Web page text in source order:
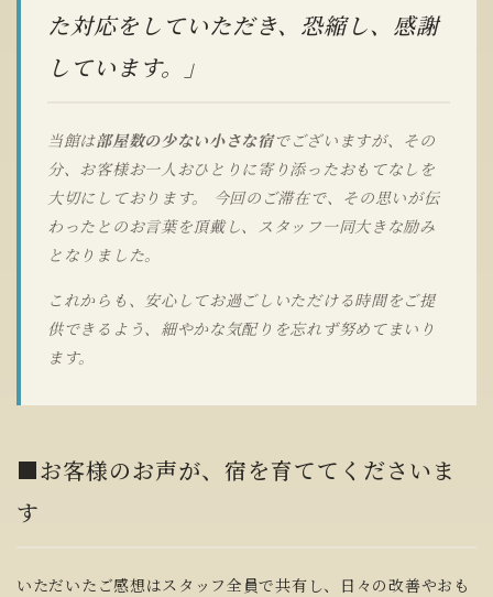
た対応をしていただき、恐縮し、感謝
しています。」
当館は部屋数の少ない小さな宿でございますが、その
分、お客様お一人おひとりに寄り添ったおもてなしを
大切にしております。 今回のご滞在で、その思いが伝
わったとのお言葉を頂戴し、スタッフ一同大きな励み
となりました。
これからも、安心してお過ごしいただける時間をご提
供できるよう、細やかな気配りを忘れず努めてまいり
ます。
■お客様のお声が、宿を育ててくださいま
す
いただいたご感想はスタッフ全員で共有し、日々の改善やおも